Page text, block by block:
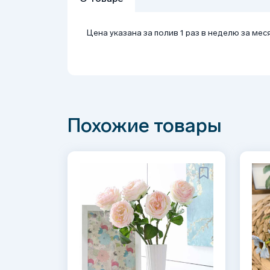
Цена указана за полив 1 раз в неделю за
Похожие товары